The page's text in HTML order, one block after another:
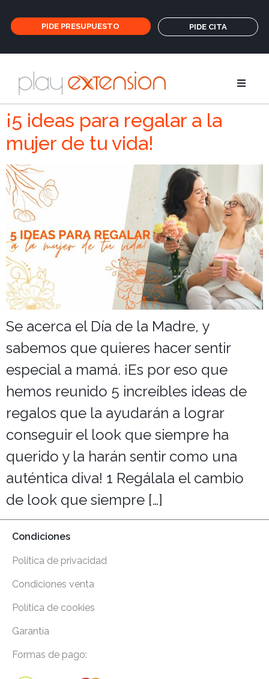
PIDE PRESUPUESTO PIDE CITA
Extensiones
GHD
Cuidados
Salones
¡5 ideas para regalar a la
mujer de tu vida!
Se acerca el Día de la Madre, y
sabemos que quieres hacer sentir
especial a mamá. ¡Es por eso que
hemos reunido 5 increíbles ideas de
regalos que la ayudarán a lograr
conseguir el look que siempre ha
querido y la harán sentir como una
auténtica diva! 1 Regálala el cambio
de look que siempre […]
Condiciones
Politica de privacidad
Condiciones venta
Política de cookies
Garantía
Formas de pago: